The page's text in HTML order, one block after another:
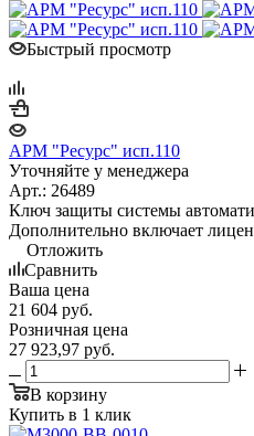
Быстрый просмотр
АРМ "Ресурс" исп.110
Уточняйте у менеджера
Арт.: 26489
Ключ защиты системы
Дополнительно включает
Отложить
Сравнить
Ваша цена
21 604 руб.
Розничная цена
27 923,97 руб.
В корзину
Купить в 1 клик